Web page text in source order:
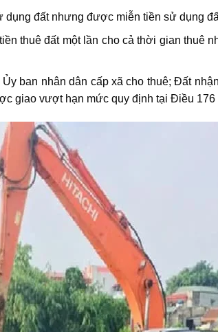
dụng đất nhưng được miễn tiền sử dụng
thuê đất một lần cho cả thời gian thuê
Ủy ban nhân dân cấp xã cho thuê; Đất
giao vượt hạn mức quy định tại Điều 176